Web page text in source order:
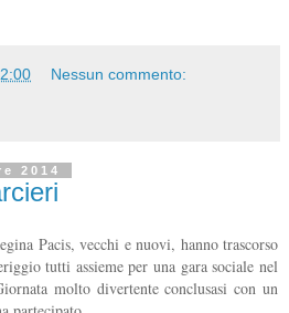
Nessun commento:
2014
Pacis, vecchi e nuovi, hanno trascorso
tutti assieme per una gara sociale nel
molto divertente conclusasi con un